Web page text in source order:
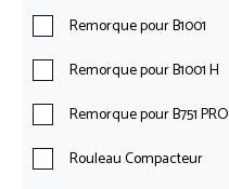
Remorque pour B1001
Remorque pour B1001 H
Remorque pour B751 PRO
Rouleau Compacteur